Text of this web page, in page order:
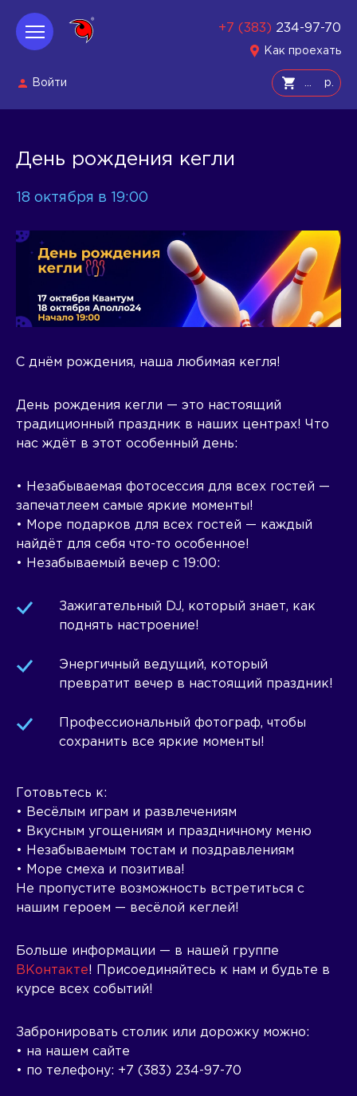
+7 (383) 234-97-70
Как проехать
Войти р.
День рождения кегли
18 октября в 19:00
С днём рождения, наша любимая кегля!
День рождения кегли — это настоящий
традиционный праздник в наших центрах! Что
нас ждёт в этот особенный день:
• Незабываемая фотосессия для всех гостей —
запечатлеем самые яркие моменты!
• Море подарков для всех гостей — каждый
найдёт для себя что-то особенное!
• Незабываемый вечер с 19:00:
Зажигательный DJ, который знает, как
поднять настроение!
Энергичный ведущий, который
превратит вечер в настоящий праздник!
Профессиональный фотограф, чтобы
сохранить все яркие моменты!
Готовьтесь к:
• Весёлым играм и развлечениям
• Вкусным угощениям и праздничному меню
• Незабываемым тостам и поздравлениям
• Море смеха и позитива!
Не пропустите возможность встретиться с
нашим героем — весёлой кеглей!
Больше информации — в нашей группе
ВКонтакте! Присоединяйтесь к нам и будьте в
курсе всех событий!
Забронировать столик или дорожку можно:
• на нашем сайте
• по телефону: +7 (383) 234-97-70